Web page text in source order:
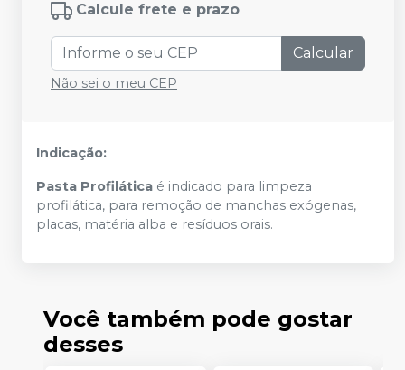
Calcule frete e prazo
Calcular
Não sei o meu CEP
Indicação:
Pasta Profilática é indicado para limpeza
profilática, para remoção de manchas exógenas,
placas, matéria alba e resíduos orais.
Você também pode gostar
desses